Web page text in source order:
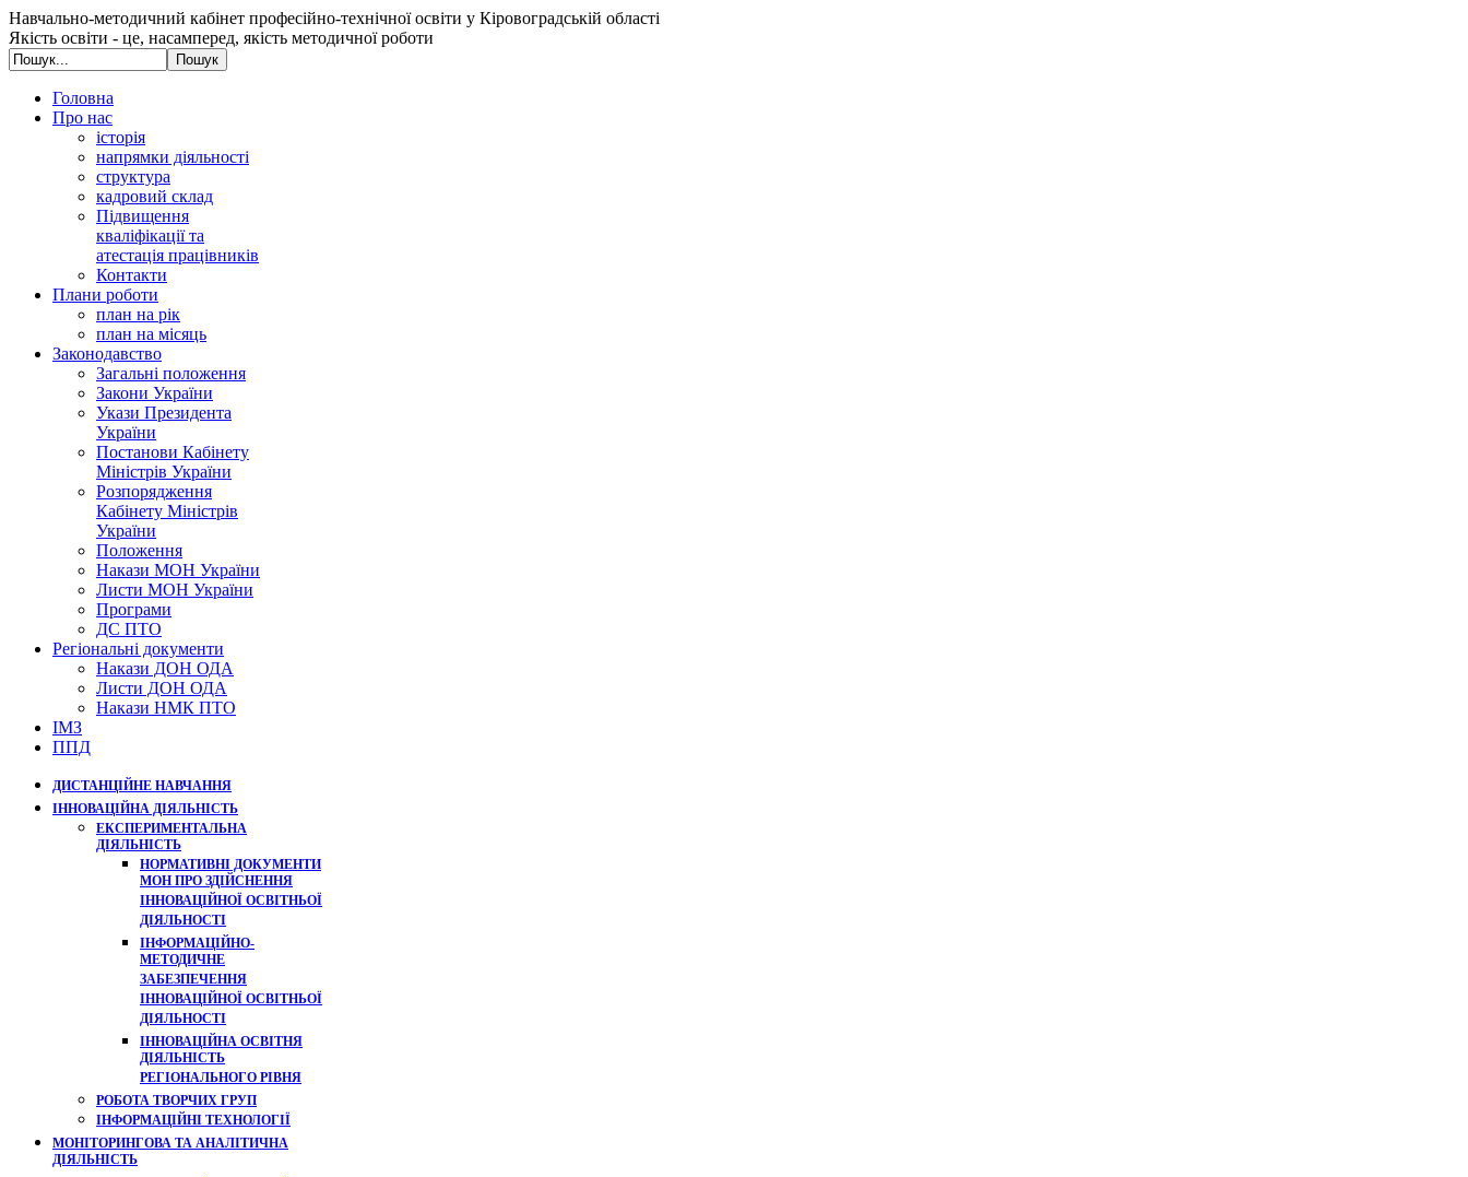
Навчально-методичний кабінет професійно-технічної освіти у Кіровоградській області
Якість освіти - це, насамперед, якість методичної роботи
Головна
Про нас
історія
напрямки діяльності
структура
кадровий склад
Підвищення
кваліфікації та
атестація працівників
Контакти
Плани роботи
план на рік
план на місяць
Законодавство
Загальні положення
Закони України
Укази Президента
України
Постанови Кабінету
Міністрів України
Розпорядження
Кабінету Міністрів
України
Положення
Накази МОН України
Листи МОН України
Програми
ДС ПТО
Регіональні документи
Накази ДОН ОДА
Листи ДОН ОДА
Накази НМК ПТО
ІМЗ
ППД
ДИСТАНЦІЙНЕ НАВЧАННЯ
ІННОВАЦІЙНА ДІЯЛЬНІСТЬ
ЕКСПЕРИМЕНТАЛЬНА
ДІЯЛЬНІСТЬ
НОРМАТИВНІ ДОКУМЕНТИ
МОН ПРО ЗДІЙСНЕННЯ
ІННОВАЦІЙНОЇ ОСВІТНЬОЇ
ДІЯЛЬНОСТІ
ІНФОРМАЦІЙНО-
МЕТОДИЧНЕ
ЗАБЕЗПЕЧЕННЯ
ІННОВАЦІЙНОЇ ОСВІТНЬОЇ
ДІЯЛЬНОСТІ
ІННОВАЦІЙНА ОСВІТНЯ
ДІЯЛЬНІСТЬ
РЕГІОНАЛЬНОГО РІВНЯ
РОБОТА ТВОРЧИХ ГРУП
ІНФОРМАЦІЙНІ ТЕХНОЛОГІЇ
МОНІТОРИНГОВА ТА АНАЛІТИЧНА
ДІЯЛЬНІСТЬ